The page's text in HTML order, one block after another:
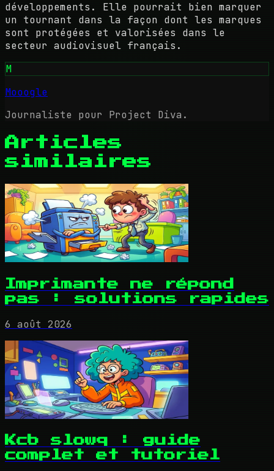
développements. Elle pourrait bien marquer
un tournant dans la façon dont les marques
sont protégées et valorisées dans le
secteur audiovisuel français.
M
Mooogle
Journaliste pour Project Diva.
Articles
similaires
Imprimante ne répond
pas : solutions rapides
6 août 2026
Kcb slowq : guide
complet et tutoriel